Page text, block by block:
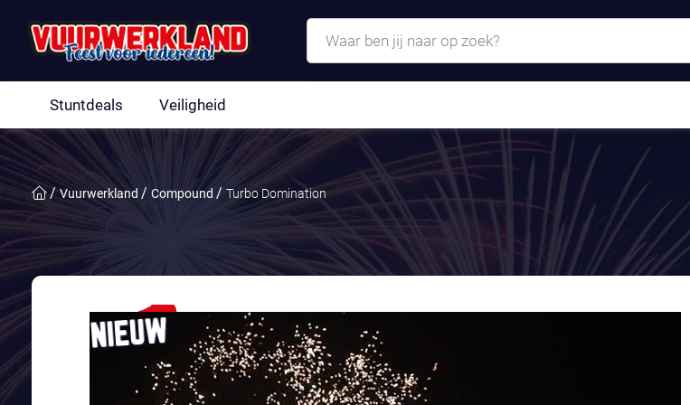
Stuntdeals Veiligheid
Vuurwerkland Compound Turbo Domination
NIEUW